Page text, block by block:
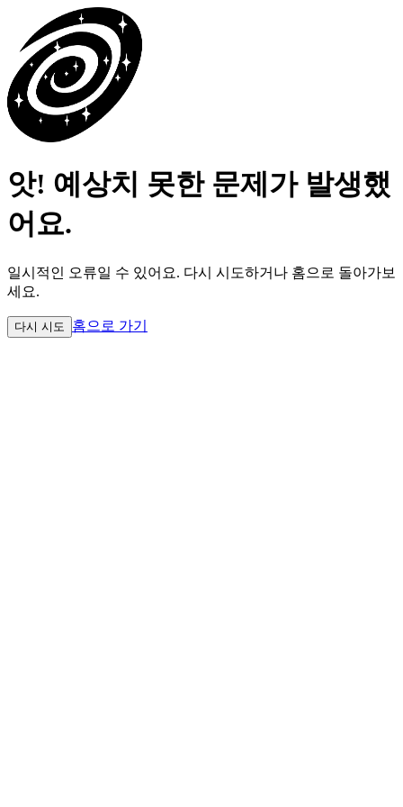
앗! 예상치 못한 문제가 발생했
어요.
일시적인 오류일 수 있어요. 다시 시도하거나 홈으로 돌아가보
세요.
다시 시도 홈으로 가기